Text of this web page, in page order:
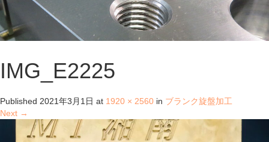
IMG_E2225
Published 2021年3月1日 at 1920 × 2560 in ブランク旋盤加工
Next →